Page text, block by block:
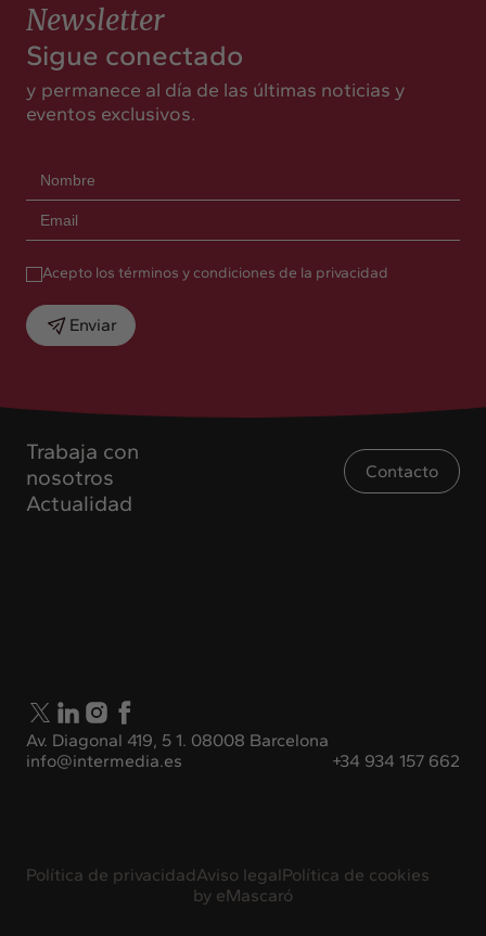
Trabaja con
nosotros
Actualidad
Contacto
Av. Diagonal 419, 5 1. 08008 Barcelona
info@intermedia.es
+34 934 157 662
Newsletter
Sigue conectado
y permanece al día de las últimas noticias y
eventos exclusivos.
Acepto los términos y condiciones de la privacidad
Enviar
Política de privacidadAviso legalPolítica de cookies
by eMascaró